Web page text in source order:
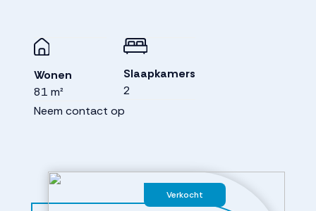
Verkocht
Wonen
81 m²
Slaapkamers
2
Neem contact op